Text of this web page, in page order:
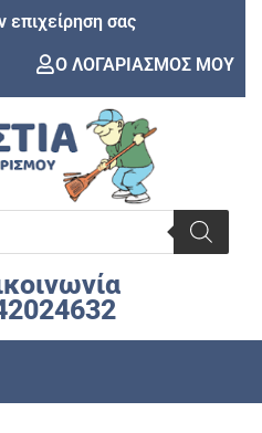
σας
Ο ΛΟΓΑΡΙΑΣΜΟΣ ΜΟΥ